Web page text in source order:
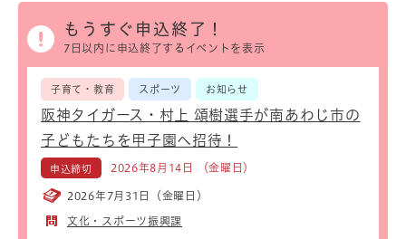
もうすぐ申込終了！
7日以内に申込終了するイベントを表示
子育て・教育 スポーツ お知らせ
阪神タイガース・村上 頌樹選手が南あわじ市の
子どもたちを甲子園へ招待！
申込締切 2026年8月14日 （金曜日）
2026年7月31日（金曜日）
文化・スポーツ振興課